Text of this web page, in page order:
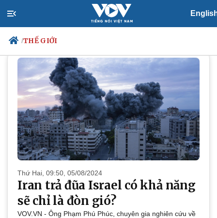
/THẾ GIỚI
Chính trị
Tổ chức nhân sự
Quốc hội
Nhận diện sự thật
Xã hội
Tin 24h
Dự báo thời tiết
Giáo dục
Dấu ấn VOV
Việc làm
Biển đảo
THẾ GIỚI
Thứ Hai, 09:50, 05/08/2024
Iran trả đũa Israel có khả năng
sẽ chỉ là đòn gió?
VOV.VN - Ông Phạm Phú Phúc, chuyên gia nghiên cứu về